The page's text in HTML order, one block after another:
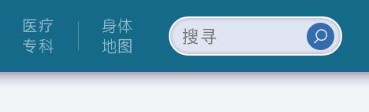
医疗
专科
身体
地图